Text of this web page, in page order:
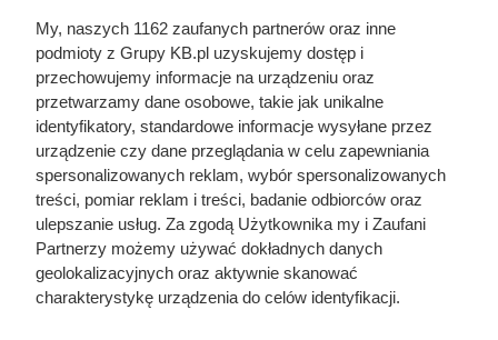
Czytaj także:
Cennik usług remontowych 2026 - mamy
najświeższe ceny
Cennik usług budowlanych 2026: szczegółowe
ceny prac
Cennik gładzi gipsowej i szpachlowania ścian w
My, naszych 1162 zaufanych partnerów oraz inne
podmioty z Grupy KB.pl uzyskujemy dostęp i
przechowujemy informacje na urządzeniu oraz
przetwarzamy dane osobowe, takie jak unikalne
identyfikatory, standardowe informacje wysyłane przez
urządzenie czy dane przeglądania w celu zapewniania
spersonalizowanych reklam, wybór spersonalizowanych
treści, pomiar reklam i treści, badanie odbiorców oraz
ulepszanie usług. Za zgodą Użytkownika my i Zaufani
Partnerzy możemy używać dokładnych danych
geolokalizacyjnych oraz aktywnie skanować
charakterystykę urządzenia do celów identyfikacji.